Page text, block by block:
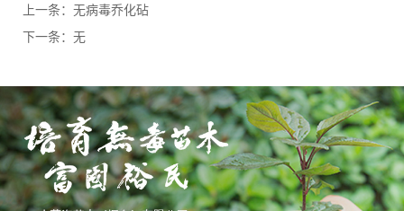
上一条： 无病毒乔化砧
下一条： 无